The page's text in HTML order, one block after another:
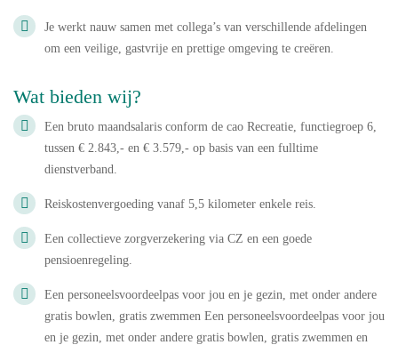
Je werkt nauw samen met collega’s van verschillende afdelingen
om een veilige, gastvrije en prettige omgeving te creëren.
Wat bieden wij?
Een bruto maandsalaris conform de cao Recreatie, functiegroep 6,
tussen € 2.843,- en € 3.579,- op basis van een fulltime
dienstverband.
Reiskostenvergoeding vanaf 5,5 kilometer enkele reis.
Een collectieve zorgverzekering via CZ en een goede
pensioenregeling.
Een personeelsvoordeelpas voor jou en je gezin, met onder andere
gratis bowlen, gratis zwemmen Een personeelsvoordeelpas voor jou
en je gezin, met onder andere gratis bowlen, gratis zwemmen en